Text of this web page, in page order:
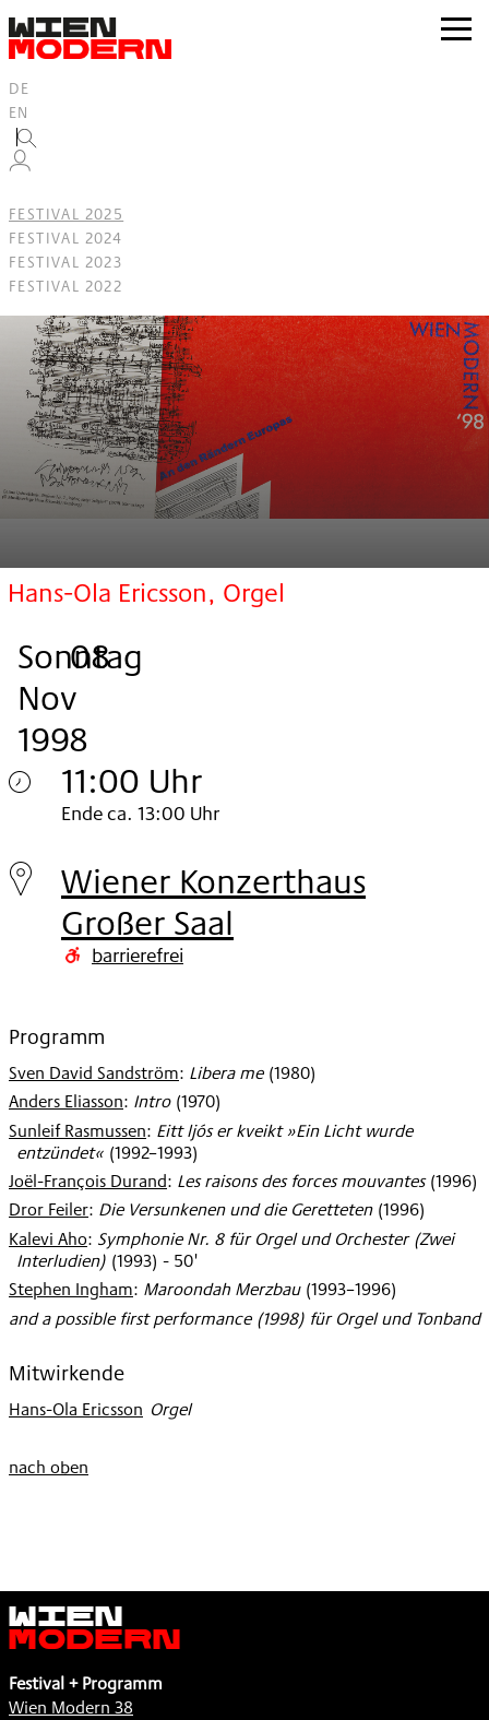
springen
zur
DE
EN
FESTIVAL 2025
FESTIVAL 2024
FESTIVAL 2023
FESTIVAL 2022
Hans-Ola Ericsson, Orgel
Sonntag
, 08
.
Nov
1998
.
11:00 Uhr
Sonntag
08.
Nov
1998
Ende ca. 13:00 Uhr
Wiener Konzerthaus
Großer Saal
barrierefrei
Programm
Sven David Sandström: Libera me (1980)
Anders Eliasson: Intro (1970)
Sunleif Rasmussen: Eitt ljós er kveikt »Ein Licht wurde
entzündet« (1992–1993)
Joël-François Durand: Les raisons des forces mouvantes (1996)
Dror Feiler: Die Versunkenen und die Geretteten (1996)
Kalevi Aho: Symphonie Nr. 8 für Orgel und Orchester (Zwei
Interludien) (1993) - 50'
Stephen Ingham: Maroondah Merzbau (1993–1996)
and a possible first performance (1998) für Orgel und Tonband
Mitwirkende
Hans-Ola Ericsson: Orgel
nach oben
Wien
Modern
Festival + Programm
Wien Modern 38